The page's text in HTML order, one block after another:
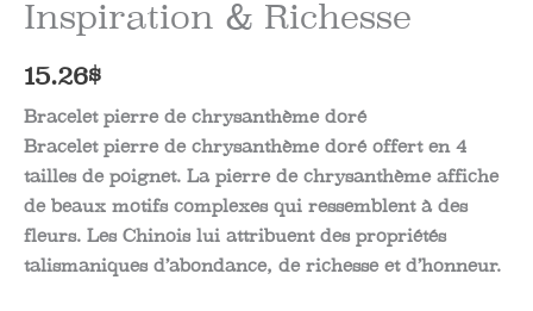
Inspiration & Richesse
15.26$
Bracelet pierre de chrysanthème doré
Bracelet pierre de chrysanthème doré offert en 4
tailles de poignet. La pierre de chrysanthème affiche
de beaux motifs complexes qui ressemblent à des
fleurs. Les Chinois lui attribuent des propriétés
talismaniques d’abondance, de richesse et d’honneur.